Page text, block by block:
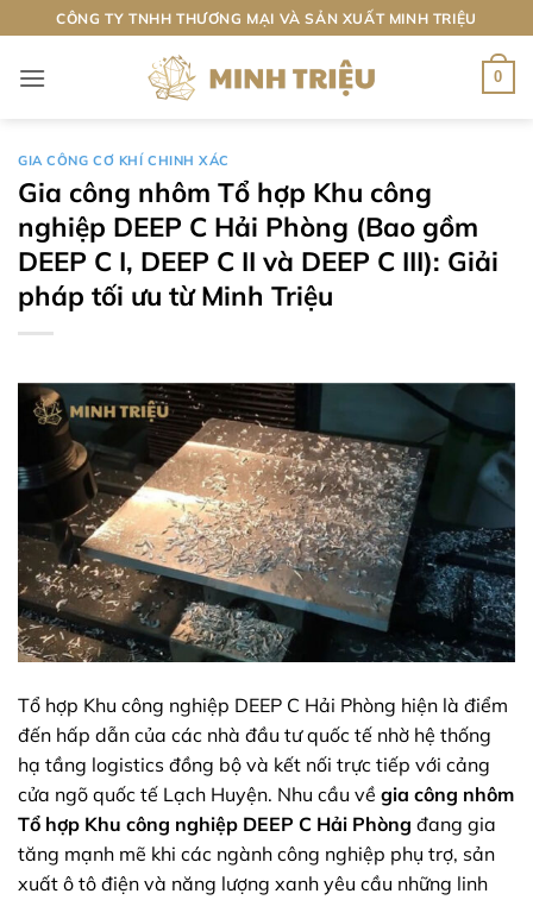
qua
nội
CÔNG TY TNHH THƯƠNG MẠI VÀ SẢN XUẤT MINH TRIỆU
0
GIA CÔNG CƠ KHÍ CHINH XÁC
Gia công nhôm Tổ hợp Khu công
nghiệp DEEP C Hải Phòng (Bao gồm
DEEP C I, DEEP C II và DEEP C III): Giải
pháp tối ưu từ Minh Triệu
Tổ hợp Khu công nghiệp DEEP C Hải Phòng hiện là điểm
đến hấp dẫn của các nhà đầu tư quốc tế nhờ hệ thống
hạ tầng logistics đồng bộ và kết nối trực tiếp với cảng
cửa ngõ quốc tế Lạch Huyện. Nhu cầu về gia công nhôm
Tổ hợp Khu công nghiệp DEEP C Hải Phòng đang gia
tăng mạnh mẽ khi các ngành công nghiệp phụ trợ, sản
xuất ô tô điện và năng lượng xanh yêu cầu những linh